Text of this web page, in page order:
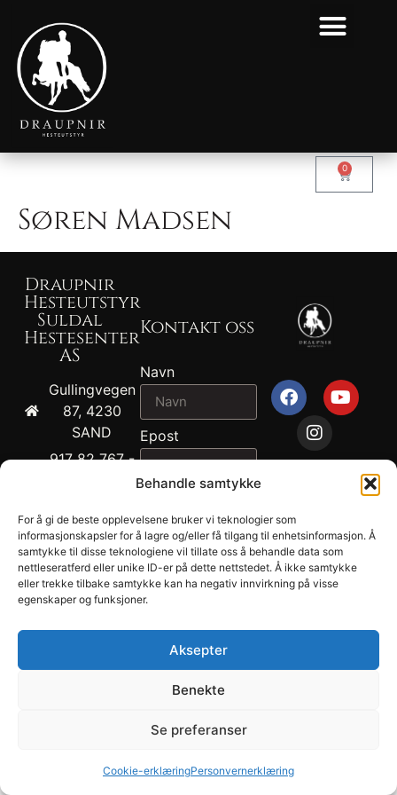
Behandle samtykke
For å gi de beste opplevelsene bruker vi teknologier som
informasjonskapsler for å lagre og/eller få tilgang til enhetsinformasjon. Å
samtykke til disse teknologiene vil tillate oss å behandle data som
nettleseratferd eller unike ID-er på dette nettstedet. Å ikke samtykke
eller trekke tilbake samtykke kan ha negativ innvirkning på visse
egenskaper og funksjoner.
Aksepter
Benekte
Se preferanser
Cookie-erklæringPersonvernerklæring
0
Søren Madsen
Draupnir
Hesteutstyr
Suldal
Hestesenter
AS
Gullingvegen
87, 4230
SAND
917 82 767 -
Ness
902 04 694 -
Tonje Lund
Ness
893 555 MVA
Suldal
Hestesenter
AS.
Salgsbetingelser
Kontakt oss
Navn
Epost
Utviklet av Annec Design